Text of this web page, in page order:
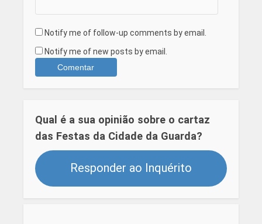
Notify me of follow-up comments by email.
Notify me of new posts by email.
Qual é a sua opinião sobre o cartaz
das Festas da Cidade da Guarda?
Responder ao Inquérito